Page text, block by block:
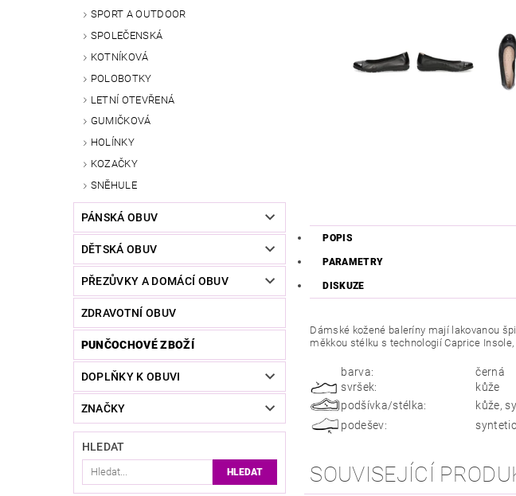
SPORT A OUTDOOR
SPOLEČENSKÁ
KOTNÍKOVÁ
POLOBOTKY
LETNÍ OTEVŘENÁ
GUMIČKOVÁ
HOLÍNKY
KOZAČKY
SNĚHULE
PÁNSKÁ OBUV
DĚTSKÁ OBUV
PŘEZŮVKY A DOMÁCÍ OBUV
ZDRAVOTNÍ OBUV
PUNČOCHOVÉ ZBOŽÍ
DOPLŇKY K OBUVI
ZNAČKY
HLEDAT
POPIS
PARAMETRY
DISKUZE
Dámské kožené baleríny mají lakovanou
měkkou stélku s technologií Caprice
barva:
černá
svršek:
kůže
podšívka/stélka:
kůže,
podešev:
SOUVISEJÍCÍ